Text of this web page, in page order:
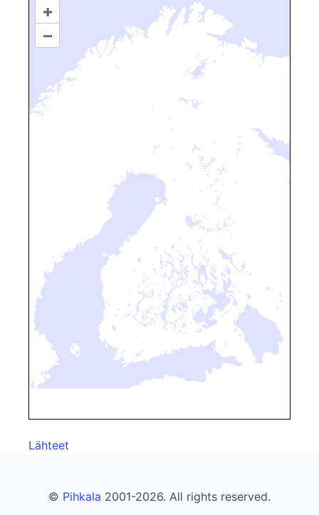
+
–
Lähteet
© Pihkala 2001-2026. All rights reserved.